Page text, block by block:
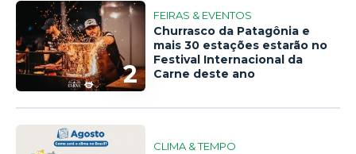
2
FEIRAS & EVENTOS
Churrasco da Patagônia e
mais 30 estações estarão no
Festival Internacional da
Carne deste ano
CLIMA & TEMPO